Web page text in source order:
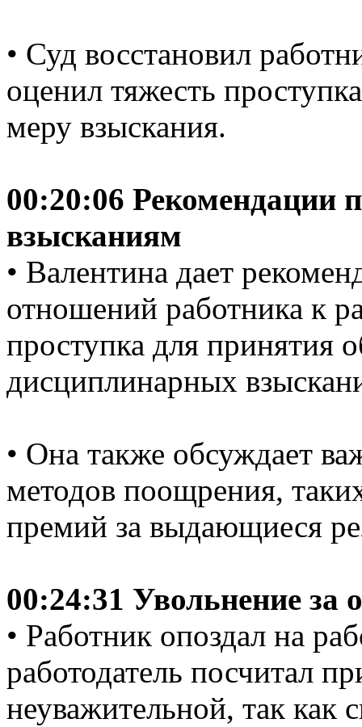
• Суд восстановил
оценил тяжесть
меру взыскания.
00:20:06 Рекомендации
взысканиям
• Валентина дает
отношений работника к
проступка для принятия
дисциплинарных
• Она также обсуждает
методов поощрения,
премий за выдающиеся
00:24:31 Увольнение за
• Работник опоздал на
работодатель посчитал
неуважительной, так как